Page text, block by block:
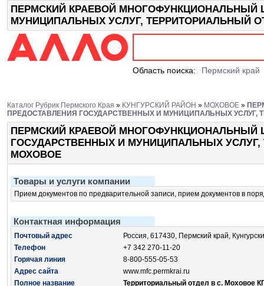
ПЕРМСКИЙ КРАЕВОЙ МНОГОФУНКЦИОНАЛЬНЫЙ
МУНИЦИПАЛЬНЫХ УСЛУГ, ТЕРРИТОРИАЛЬНЫЙ
Область поиска: Пермский край
Каталог Рубрик Пермского Края » КУНГУРСКИЙ РАЙОН » МОХОВОЕ »
ПРЕДОСТАВЛЕНИЯ ГОСУДАРСТВЕННЫХ И МУНИЦИПАЛЬНЫХ УСЛУГ,
ПЕРМСКИЙ КРАЕВОЙ МНОГОФУНКЦИОНАЛЬНЫЙ
ГОСУДАРСТВЕННЫХ И МУНИЦИПАЛЬНЫХ
МОХОВОЕ
Товары и услуги компании
Прием документов по предварительной записи, прием документов в
Контактная информация
Почтовый адрес
Россия, 617430, Пермский край,
Телефон
+7 342 270-11-20
Горячая линия
8-800-555-05-53
Адрес сайта
www.mfc.permkrai.ru
Полное название
Территориальный отдел в с. Моховое